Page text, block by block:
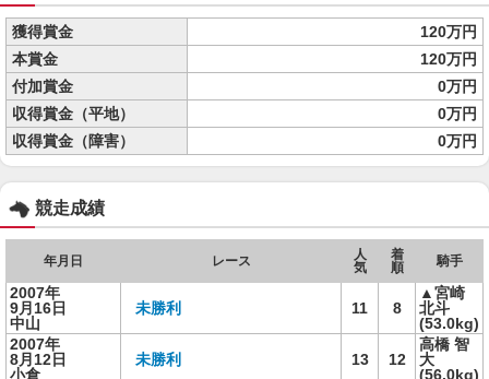
獲得賞金
120万円
本賞金
120万円
付加賞金
0万円
収得賞金（平地）
0万円
収得賞金（障害）
0万円
競走成績
年月日 レース
人
気
着
順
騎手
2007年
9月16日
中山
未勝利 11 8
▲宮崎
北斗
(53.0kg)
2007年
8月12日
小倉
未勝利 13 12
高橋 智
大
(56.0kg)